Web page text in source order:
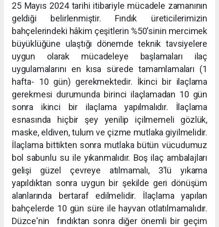
25 Mayıs 2024 tarihi itibariyle mücadele zamanının
geldiği belirlenmiştir. Fındık üreticilerimizin
bahçelerindeki hâkim çeşitlerin %50'sinin mercimek
büyüklüğüne ulaştığı dönemde teknik tavsiyelere
uygun olarak mücadeleye başlamaları ilaç
uygulamalarını en kısa sürede tamamlamaları (1
hafta- 10 gün) gerekmektedir. İkinci bir ilaçlama
gerekmesi durumunda birinci ilaçlamadan 10 gün
sonra ikinci bir ilaçlama yapılmalıdır. İlaçlama
esnasında hiçbir şey yenilip içilmemeli gözlük,
maske, eldiven, tulum ve çizme mutlaka giyilmelidir.
İlaçlama bittikten sonra mutlaka bütün vücudumuz
bol sabunlu su ile yıkanmalıdır. Boş ilaç ambalajları
gelişi güzel çevreye atılmamalı, 3'lü yıkama
yapıldıktan sonra uygun bir şekilde geri dönüşüm
alanlarında bertaraf edilmelidir. İlaçlama yapılan
bahçelerde 10 gün süre ile hayvan otlatılmamalıdır.
Düzce'nin fındıktan sonra diğer önemli bir geçim